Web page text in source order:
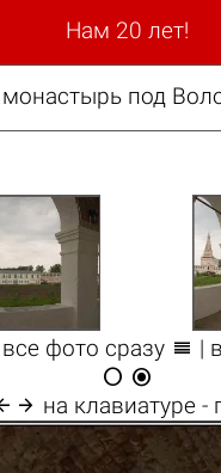
Нам 20 лет!
под
все фото сразу  |
 
на клавиатуре